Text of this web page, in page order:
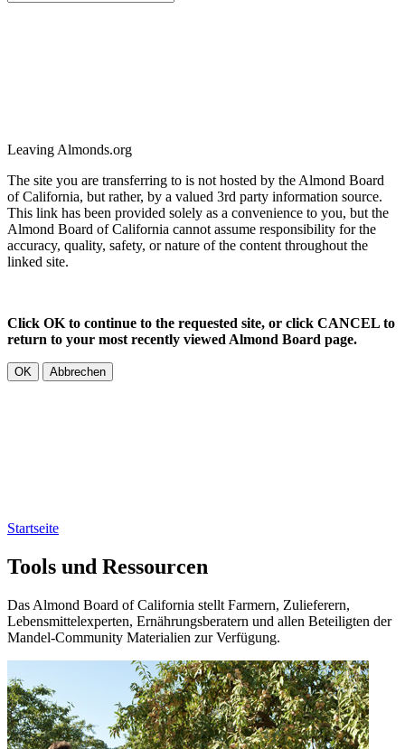
Leaving Almonds.org
The site you are transferring to is not hosted by the Almond Board
of California, but rather, by a valued 3rd party information source.
This link has been provided solely as a convenience to you, but the
Almond Board of California cannot assume responsibility for the
accuracy, quality, safety, or nature of the content throughout the
linked site.
Click OK to continue to the requested site, or click CANCEL to
return to your most recently viewed Almond Board page.
OK Abbrechen
Startseite
Tools und Ressourcen
Das Almond Board of California stellt Farmern, Zulieferern,
Lebensmittelexperten, Ernährungsberatern und allen Beteiligten der
Mandel-Community Materialien zur Verfügung.